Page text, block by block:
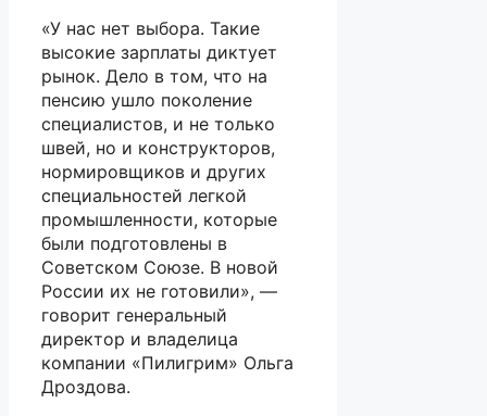
«У нас нет выбора. Такие
высокие зарплаты диктует
рынок. Дело в том, что на
пенсию ушло поколение
специалистов, и не только
швей, но и конструкторов,
нормировщиков и других
специальностей легкой
промышленности, которые
были подготовлены в
Советском Союзе. В новой
России их не готовили», —
говорит генеральный
директор и владелица
компании «Пилигрим» Ольга
Дроздова.